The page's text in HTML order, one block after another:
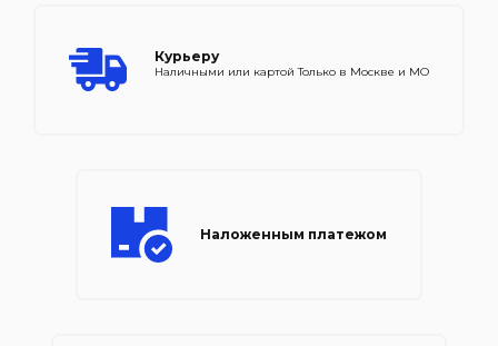
Курьеру
Наличными или картой Только в Москве и МО
Наложенным платежом